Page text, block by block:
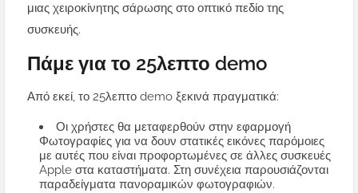
μιας χειροκίνητης σάρωσης στο οπτικό πεδίο της
συσκευής.
Πάμε για το 25λεπτο demo
Από εκεί, το 25λεπτο demo ξεκινά πραγματικά:
Οι χρήστες θα μεταφερθούν στην εφαρμογή
Φωτογραφίες για να δουν στατικές εικόνες παρόμοιες
με αυτές που είναι προφορτωμένες σε άλλες συσκευές
Apple στα καταστήματα. Στη συνέχεια παρουσιάζονται
παραδείγματα πανοραμικών φωτογραφιών.